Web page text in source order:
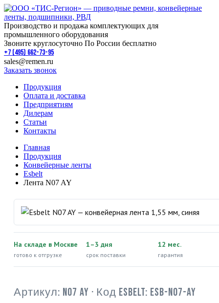
Производство и продажа комплектующих для
промышленного оборудования
Звоните круглосуточно По России бесплатно
+7 (495) 662-73-95
sales@remen.ru
Заказать звонок
Продукция
Оплата и доставка
Предприятиям
Дилерам
Статьи
Контакты
Главная
Продукция
Конвейерные ленты
Esbelt
Лента N07 AY
На складе в Москве
готово к отгрузке
1–3 дня
срок поставки
12 мес.
гарантия
Артикул: N07 AY · Код Esbelt: ESB-N07-AY